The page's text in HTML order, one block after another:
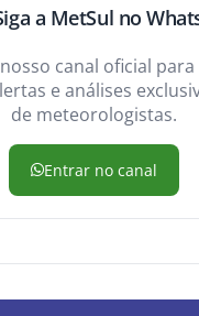
a MetSul no
canal oficial
e análises
de meteorologistas.
Entrar no canal